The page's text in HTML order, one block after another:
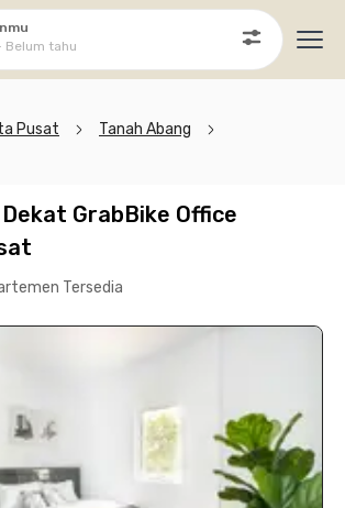
Belum tahu
Pusat
Tanah Abang
GrabBike Office
Tersedia